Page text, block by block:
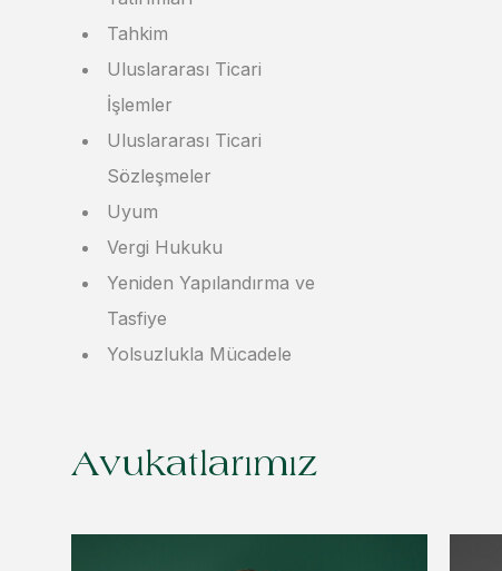
Tahkim
Uluslararası Ticari
İşlemler
Uluslararası Ticari
Sözleşmeler
Uyum
Vergi Hukuku
Yeniden Yapılandırma ve
Tasfiye
Yolsuzlukla Mücadele
Avukatlarımız